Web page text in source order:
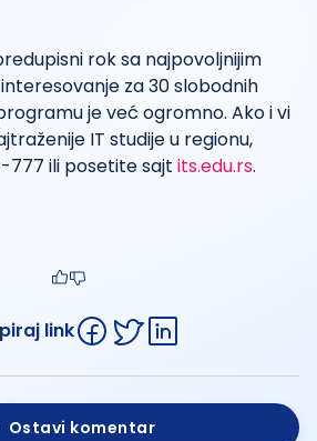
rok sa najpovoljnijim
za 30 slobodnih
je već ogromno. Ako i vi
IT studije u regionu,
777 ili posetite sajt its.edu.rs.
link
Ostavi komentar